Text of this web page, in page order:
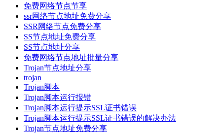
免费网络节点节享
ssr网络节点地址免费分享
SSR网络节点免费分享
SS节点地址免费分享
SS节点地址分享
免费网络节点地址批量分享
Trojan节点地址分享
trojan
Trojan脚本
Trojan脚本运行报错
Trojan脚本运行提示SSL证书错误
Trojan脚本运行提示SSL证书错误的解决办法
Trojan节点地址免费分享